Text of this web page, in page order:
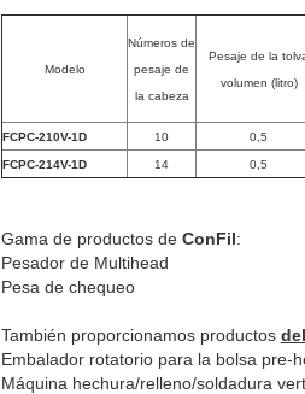
Modelo
Números de
pesaje de
la cabeza
Pesaje de la
volumen (litro)
FCPC-210V-1D 10 0,5
FCPC-214V-1D 14 0,5
Gama de productos de ConFil:
Pesador de Multihead
Pesa de chequeo
También proporcionamos productos
Embalador rotatorio para la bolsa pre-
Máquina hechura/relleno/soldadura